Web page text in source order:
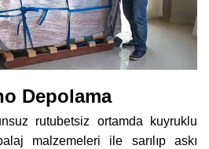
Depolama
rutubetsiz ortamda kuyruklu
malzemeleri ile sarılıp askı